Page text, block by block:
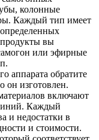
колонные
Каждый тип имеет
продукты вы
или эфирные
аппарата обратите
он изготовлен.
включают
Каждый
и недостатки в
и стоимости.